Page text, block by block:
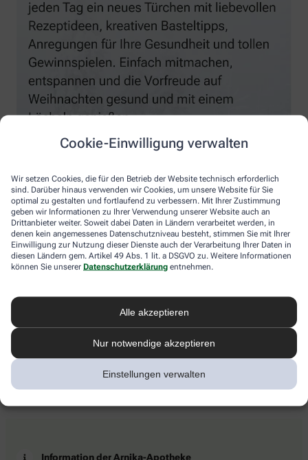
Cookie-Einwilligung verwalten
Wir setzen Cookies, die für den Betrieb der Website technisch erforderlich
sind. Darüber hinaus verwenden wir Cookies, um unsere Website für Sie
optimal zu gestalten und fortlaufend zu verbessern. Mit Ihrer Zustimmung
geben wir Informationen zu Ihrer Verwendung unserer Website auch an
Drittanbieter weiter. Soweit dabei Daten in Ländern verarbeitet werden, in
denen kein angemessenes Datenschutzniveau besteht, stimmen Sie mit Ihrer
Einwilligung zur Nutzung dieser Dienste auch der Verarbeitung Ihrer Daten in
diesen Ländern gem. Artikel 49 Abs. 1 lit. a DSGVO zu. Weitere Informationen
können Sie unserer Datenschutzerklärung entnehmen.
Alle akzeptieren
Nur notwendige akzeptieren
Einstellungen verwalten
Information der Arnika-Apotheke